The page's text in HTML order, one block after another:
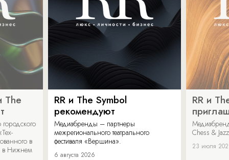
The
в
в Нижнем
RR и The Symbol
рекомендуют
Медиабренды – партнеры
межрегионального театрального
фестиваля «Вершина».
6 августа 2026
RR и
Chess &
23 июля